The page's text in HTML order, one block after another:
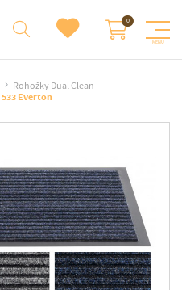
Rohožky Dual Clean
533 Everton